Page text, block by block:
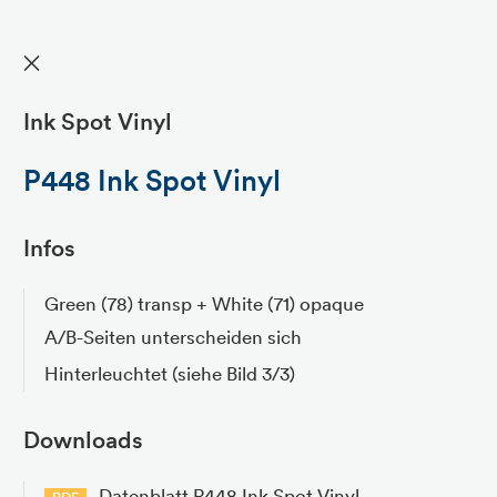
✕
Ink Spot Vinyl
P448 Ink Spot Vinyl
Infos
Green (78) transp + White (71) opaque
A/B-Seiten unterscheiden sich
Hinterleuchtet (siehe Bild 3/3)
Downloads